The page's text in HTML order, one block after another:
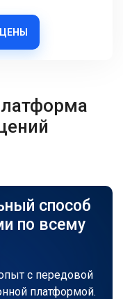
способ
по всему
с передовой
платформой.